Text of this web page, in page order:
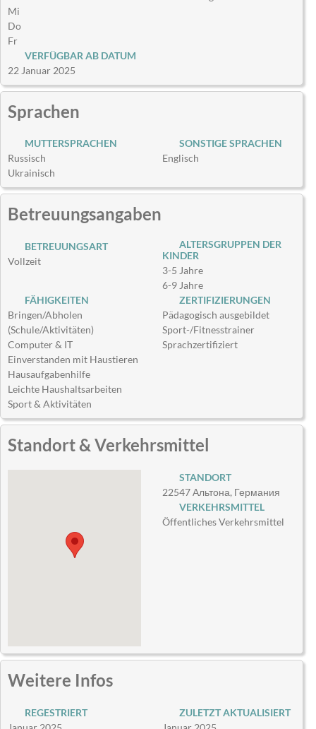
Mi
Do
Fr
VERFÜGBAR AB DATUM
22 Januar 2025
Sprachen
MUTTERSPRACHEN
Russisch
Ukrainisch
SONSTIGE SPRACHEN
Englisch
Betreuungsangaben
BETREUUNGSART
Vollzeit
ALTERSGRUPPEN DER
KINDER
3-5 Jahre
6-9 Jahre
FÄHIGKEITEN
Bringen/Abholen
(Schule/Aktivitäten)
Computer & IT
Einverstanden mit Haustieren
Hausaufgabenhilfe
Leichte Haushaltsarbeiten
Sport & Aktivitäten
ZERTIFIZIERUNGEN
Pädagogisch ausgebildet
Sport-/Fitnesstrainer
Sprachzertifiziert
Standort & Verkehrsmittel
STANDORT
22547 Альтона, Германия
VERKEHRSMITTEL
Öffentliches Verkehrsmittel
Weitere Infos
REGESTRIERT
ZULETZT AKTUALISIERT